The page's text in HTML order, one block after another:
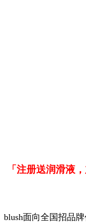
「注册送润滑液
blush面向全国招品